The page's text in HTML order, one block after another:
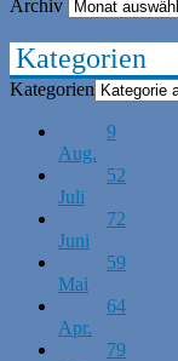
Archiv
Kategorien
Kategorien
9
Aug.
52
Juli
72
Juni
59
Mai
64
Apr.
79